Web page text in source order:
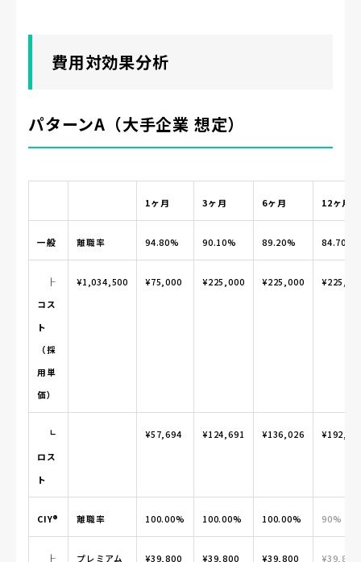
費用対効果分析
パターンA（大手企業 想定）
1ヶ月 3ヶ月 6ヶ月 12ヶ月
一般 離職率 94.80% 90.10% 89.20% 84.70%
├
コス
ト
（採
用単
価）
¥1,034,500 ¥75,000 ¥225,000 ¥225,000
┗
ロス
ト
¥57,694 ¥124,691 ¥136,026
CIY® 離職率 100.00% 100.00% 100.00% 90%
├ プレミアム ¥39,800 ¥39,800 ¥39,800 ¥39,800